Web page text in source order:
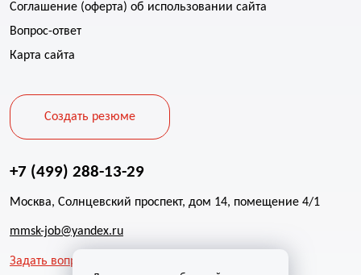
Соглашение (оферта) об использовании сайта
Вопрос-ответ
Карта сайта
Создать резюме
+7 (499) 288-13-29
Москва, Солнцевский проспект, дом 14, помещение 4/1
mmsk-job@yandex.ru
Задать вопрос